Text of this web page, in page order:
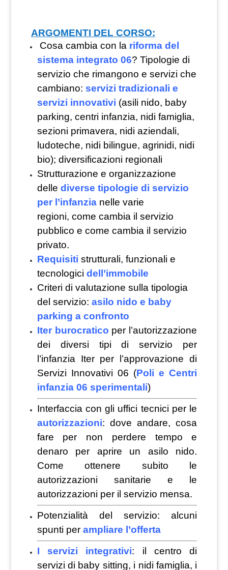
ARGOMENTI DEL CORSO:
Cosa cambia con la riforma del
sistema integrato 06? Tipologie di
servizio che rimangono e servizi che
cambiano: servizi tradizionali e
servizi innovativi (asili nido, baby
parking, centri infanzia, nidi famiglia,
sezioni primavera, nidi aziendali,
ludoteche, nidi bilingue, agrinidi, nidi
bio); diversificazioni regionali
Strutturazione e organizzazione
delle diverse tipologie di servizio
per l’infanzianelle varie
regioni, come cambia il servizio
pubblico e come cambia il servizio
privato.
Requisiti strutturali, funzionali e
tecnologici dell’immobile
Criteri di valutazione sulla tipologia
del servizio: asilo nido e baby
parking a confronto
Iter burocratico per l’autorizzazione
dei diversi tipi di servizio per
l’infanzia Iter per l’approvazione di
Servizi Innovativi 06 (Poli e Centri
infanzia 06 sperimentali)
Interfaccia con gli uffici tecnici per le
autorizzazioni: dove andare, cosa
fare per non perdere tempo e
denaro per aprire un asilo nido.
Come ottenere subito le
autorizzazioni sanitarie e le
autorizzazioni per il servizio mensa.
Potenzialità del servizio: alcuni
spunti per ampliare l’offerta
I servizi integrativi: il centro di
servizi di baby sitting, i nidi famiglia, i